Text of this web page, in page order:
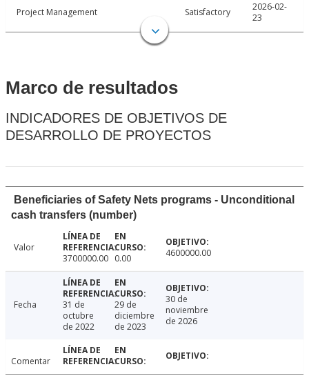
Project Management Satisfactory
2026-02-
23
Marco de resultados
INDICADORES DE OBJETIVOS DE
DESARROLLO DE PROYECTOS
Beneficiaries of Safety Nets programs - Unconditional
cash transfers (number)
Valor
3700000.00
0.00 4600000.00
Fecha
31 de
octubre
de 2022
29 de
diciembre
de 2023
30 de
noviembre
de 2026
Comentar